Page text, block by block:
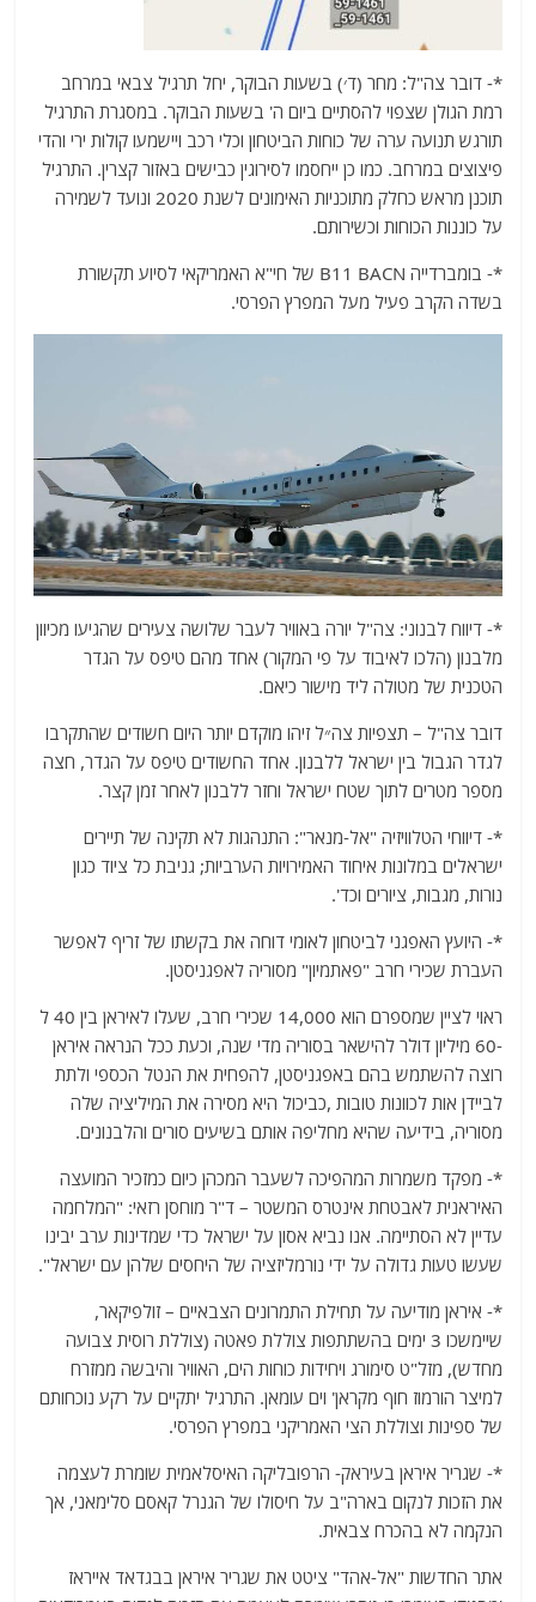
*- דובר צה"ל: מחר (ד׳) בשעות הבוקר, יחל תרגיל צבאי במרחב
רמת הגולן שצפוי להסתיים ביום ה' בשעות הבוקר. במסגרת התרגיל
תורגש תנועה ערה של כוחות הביטחון וכלי רכב ויישמעו קולות ירי והדי
פיצוצים במרחב. כמו כן ייחסמו לסירוגין כבישים באזור קצרין. התרגיל
תוכנן מראש כחלק מתוכניות האימונים לשנת 2020 ונועד לשמירה
על כוננות הכוחות וכשירותם.
*- בומברדייה B11 BACN של חי"א האמריקאי לסיוע תקשורת
בשדה הקרב פעיל מעל המפרץ הפרסי.
*- דיווח לבנוני: צה"ל יורה באוויר לעבר שלושה צעירים שהגיעו מכיוון
מלבנון (הלכו לאיבוד על פי המקור) אחד מהם טיפס על הגדר
הטכנית של מטולה ליד מישור כיאם.
דובר צה"ל – תצפיות צה״ל זיהו מוקדם יותר היום חשודים שהתקרבו
לגדר הגבול בין ישראל ללבנון. אחד החשודים טיפס על הגדר, חצה
מספר מטרים לתוך שטח ישראל וחזר ללבנון לאחר זמן קצר.
*- דיווחי הטלוויזיה "אל-מנאר": התנהגות לא תקינה של תיירים
ישראלים במלונות איחוד האמירויות הערביות; גניבת כל ציוד כגון
נורות, מגבות, ציורים וכד'.
*- היועץ האפגני לביטחון לאומי דוחה את בקשתו של זריף לאפשר
העברת שכירי חרב "פאתמיון" מסוריה לאפגניסטן.
ראוי לציין שמספרם הוא 14,000 שכירי חרב, שעלו לאיראן בין 40 ל
-60 מיליון דולר להישאר בסוריה מדי שנה, וכעת ככל הנראה איראן
רוצה להשתמש בהם באפגניסטן, להפחית את הנטל הכספי ולתת
לביידן אות לכוונות טובות ,כביכול היא מסירה את המיליציה שלה
מסוריה, בידיעה שהיא מחליפה אותם בשיעים סורים והלבנונים.
*- מפקד משמרות המהפיכה לשעבר המכהן כיום כמזכיר המועצה
האיראנית לאבטחת אינטרס המשטר – ד"ר מוחסן רזאי: "המלחמה
עדיין לא הסתיימה. אנו נביא אסון על ישראל כדי שמדינות ערב יבינו
שעשו טעות גדולה על ידי נורמליזציה של היחסים שלהן עם ישראל".
*- איראן מודיעה על תחילת התמרונים הצבאיים – זולפיקאר,
שיימשכו 3 ימים בהשתתפות צוללת פאטה (צוללת רוסית צבועה
מחדש), מזל"ט סימורג ויחידות כוחות הים, האוויר והיבשה ממזרח
למיצר הורמוז חוף מקראן' וים עומאן. התרגיל יתקיים על רקע נוכחותם
של ספינות וצוללת הצי האמריקני במפרץ הפרסי.
*- שגריר איראן בעיראק- הרפובליקה האיסלאמית שומרת לעצמה
את הזכות לנקום בארה"ב על חיסולו של הגנרל קאסם סלימאני, אך
הנקמה לא בהכרח צבאית.
אתר החדשות "אל-אהד" ציטט את שגריר איראן בבגדאד אייראז